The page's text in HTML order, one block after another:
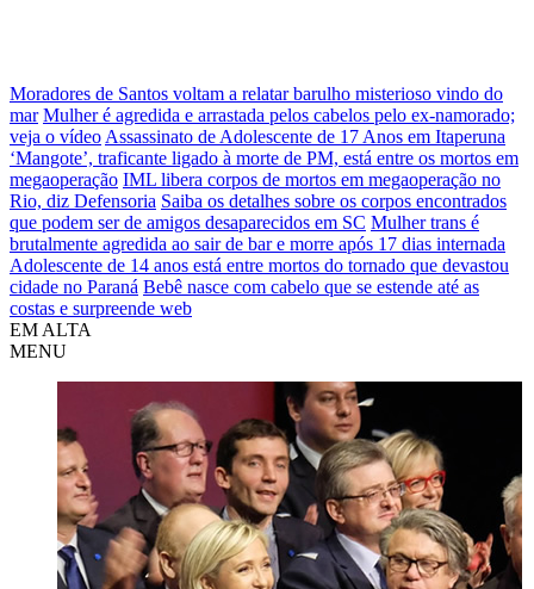
Moradores de Santos voltam a relatar barulho misterioso vindo do
mar Mulher é agredida e arrastada pelos cabelos pelo ex-namorado;
veja o vídeo Assassinato de Adolescente de 17 Anos em Itaperuna
‘Mangote’, traficante ligado à morte de PM, está entre os mortos em
megaoperação IML libera corpos de mortos em megaoperação no
Rio, diz Defensoria Saiba os detalhes sobre os corpos encontrados
que podem ser de amigos desaparecidos em SC Mulher trans é
brutalmente agredida ao sair de bar e morre após 17 dias internada
Adolescente de 14 anos está entre mortos do tornado que devastou
cidade no Paraná Bebê nasce com cabelo que se estende até as
costas e surpreende web
EM ALTA
MENU